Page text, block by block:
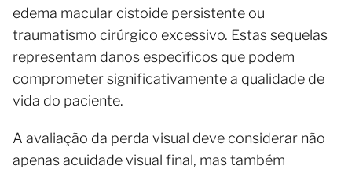
edema macular cistoide persistente ou
traumatismo cirúrgico excessivo. Estas sequelas
representam danos específicos que podem
comprometer significativamente a qualidade de
vida do paciente.
A avaliação da perda visual deve considerar não
apenas acuidade visual final, mas também